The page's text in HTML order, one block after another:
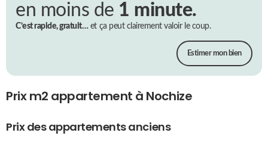
en moins de 1 minute.
C’est rapide, gratuit…et ça peut clairement valoir le coup.
Estimer mon bien
Prix m2 appartement à Nochize
Prix des appartements anciens